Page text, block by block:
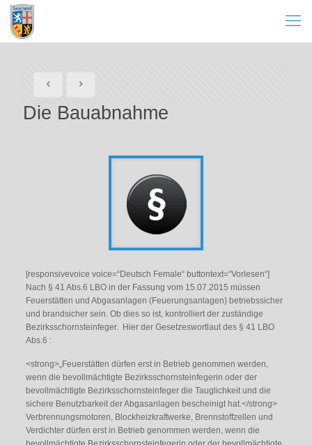
Die Bauabnahme
[responsivevoice voice=“Deutsch Female“ buttontext=“Vorlesen“]
Nach § 41 Abs.6 LBO in der Fassung vom 15.07.2015 müssen
Feuerstätten und Abgasanlagen (Feuerungsanlagen) betriebssicher
und brandsicher sein. Ob dies so ist, kontrolliert der zuständige
Bezirksschornsteinfeger. Hier der Gesetzeswortlaut des § 41 LBO
Abs.6 :
<strong>„Feuerstätten dürfen erst in Betrieb genommen werden,
wenn die bevollmächtigte Bezirksschornsteinfegerin oder der
bevollmächtigte Bezirksschornsteinfeger die Tauglichkeit und die
sichere Benutzbarkeit der Abgasanlagen bescheinigt hat.</strong>
Verbrennungsmotoren, Blockheizkraftwerke, Brennstoffzellen und
Verdichter dürfen erst in Betrieb genommen werden, wenn die